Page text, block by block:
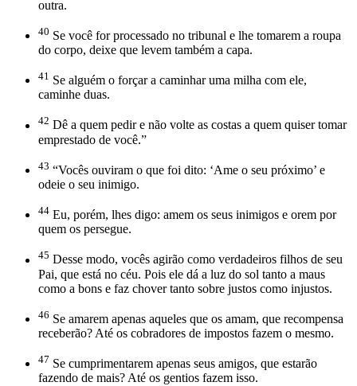
outra.
40 Se você for processado no tribunal e lhe tomarem a roupa
do corpo, deixe que levem também a capa.
41 Se alguém o forçar a caminhar uma milha com ele,
caminhe duas.
42 Dê a quem pedir e não volte as costas a quem quiser tomar
emprestado de você.”
43 “Vocês ouviram o que foi dito: ‘Ame o seu próximo’ e
odeie o seu inimigo.
44 Eu, porém, lhes digo: amem os seus inimigos e orem por
quem os persegue.
45 Desse modo, vocês agirão como verdadeiros filhos de seu
Pai, que está no céu. Pois ele dá a luz do sol tanto a maus
como a bons e faz chover tanto sobre justos como injustos.
46 Se amarem apenas aqueles que os amam, que recompensa
receberão? Até os cobradores de impostos fazem o mesmo.
47 Se cumprimentarem apenas seus amigos, que estarão
fazendo de mais? Até os gentios fazem isso.